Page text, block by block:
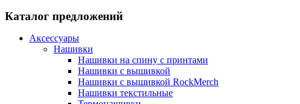
Каталог предложений
Аксессуары
Нашивки
Нашивки на спину с принтами
Нашивки с вышивкой
Нашивки с вышивкой RockMerch
Нашивки текстильные